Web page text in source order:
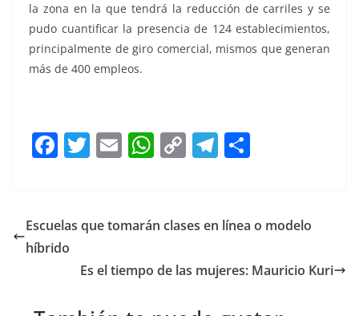
la zona en la que tendrá la reducción de carriles y se
pudo cuantificar la presencia de 124 establecimientos,
principalmente de giro comercial, mismos que generan
más de 400 empleos.
F
e
b
T
er
E
l
W
s
p
C
y
n
T
gr
m
e
Escuelas que tomarán clases en línea o modelo
híbrido
Es el tiempo de las mujeres: Mauricio Kuri